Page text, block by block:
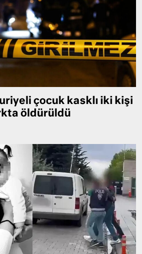
çocuk kasklı iki kişi
öldürüldü